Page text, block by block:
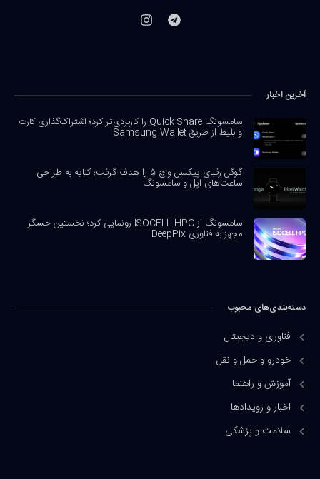
آخرین اخبار
سامسونگ Quick Share را کاربردی‌تر کرد؛ اشتراک‌گذاری کارت
و بلیط از طریق Samsung Wallet
گوگل رقبای پیکسل واچ ۵ را هدف گرفت؛ کنایه به طراحی
ساعت‌های اپل و سامسونگ
سامسونگ از ISOCELL HPC رونمایی کرد؛ نخستین حسگر
مجهز به فناوری DeepPix
دسته‌بندی‌های محبوب
فناوری و دیجیتال
خودرو و حمل و نقل
آموزش و راهنما
اخبار و رویدادها
سلامت و پزشکی